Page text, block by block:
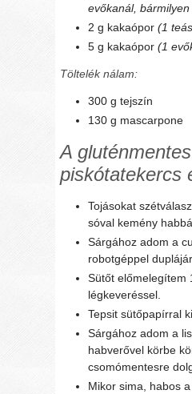
evőkanál,
2 g kakaópor(1
5 g kakaópor(1
Töltelék nálam:
300 g tejszín
130 g mascarpone
A
piskótatekercs
Tojásokat
sóval kemény
Sárgához adom a
robotgéppel
Sütőt előmelegítem
légkeveréssel.
Tepsit sütőpapírral
Sárgához adom a
habverővel körbe
csomómentesre
Mikor sima, habos